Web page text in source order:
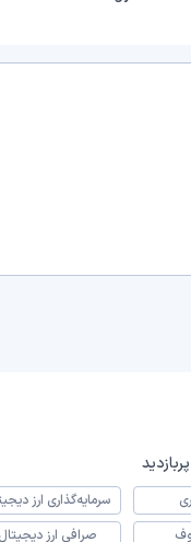
سرمایه‌گذاری ارز
صرافی ارز دیجیتال